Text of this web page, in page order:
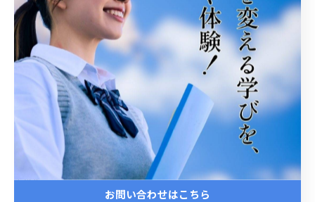
アルプラザ・アミ2階
電話番号:0776-51-5389
坂井市で中学生の生徒さんを支援
--------------------------------------------------------------------
--
中学生
お問い合わせはこちら